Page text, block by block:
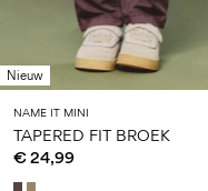
Nieuw
NAME IT MINI
TAPERED FIT BROEK
€ 24,99